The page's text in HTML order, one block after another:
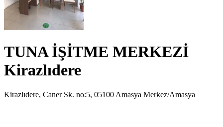
TUNA İŞİTME MERKEZİ
Kirazlıdere
Kirazlıdere, Caner Sk. no:5, 05100 Amasya Merkez/Amasya